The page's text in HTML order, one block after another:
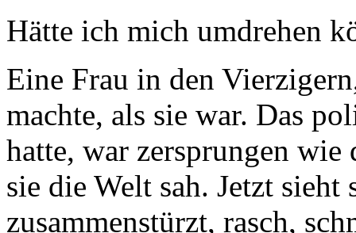
Hätte ich mich umdrehen
Eine Frau in den
machte, als sie war. Das
hatte, war zersprungen wie
sie die Welt sah. Jetzt sieht
zusammenstürzt, rasch,